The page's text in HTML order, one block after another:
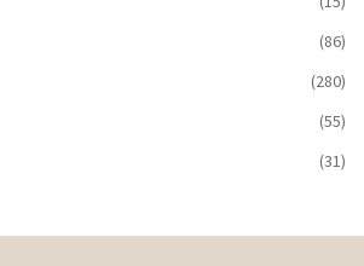
(86)
(280)
(55)
(31)